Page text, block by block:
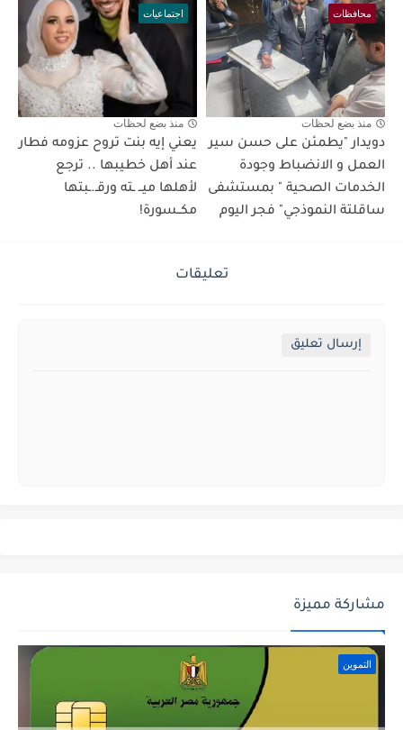
محافظات
منذ بضع لحظات
دويدار "يطمئن على حسن سير
العمل و الانضباط وجودة
الخدمات الصحية " بمستشفى
ساقلتة النموذجي" فجر اليوم
اجتماعيات
منذ بضع لحظات
يعني إيه بنت تروح عزومه فطار
عند أهل خطيبها .. ترجع
لأهلها ميــ ـته ورقـ.ـبتها
مكــسورة!
تعليقات
إرسال تعليق
مشاركة مميزة
التموين